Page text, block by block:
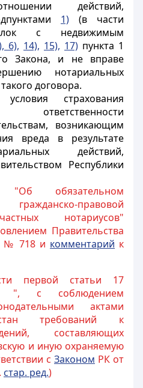
действий,
1) (в части
с недвижимым
6), 14), 15), 17) пункта 1
Закона, и не вправе
нотариальных
договора.
страхования
ответственности
возникающим
вреда в результате
действий,
Республики
обязательном
правовой
нотариусов"
Правительства
№ 718 и комментарий к
первой статьи 17
", с соблюдением
актами
требований к
составляющих
и иную охраняемую
с Законом РК от
стар. ред.)